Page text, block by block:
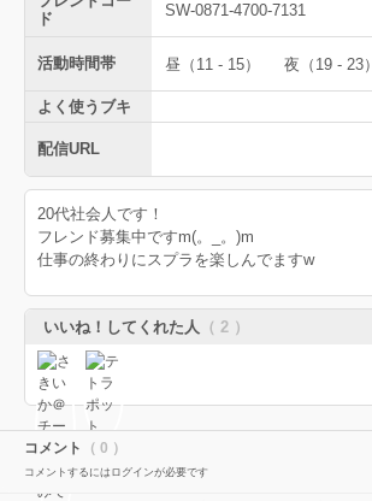
ド
SW-0871-4700-7131
活動時間帯 昼（11 - 15） 夜（19 - 23）
よく使うブキ
配信URL
20代社会人です！
フレンド募集中ですm(。_。)m
仕事の終わりにスプラを楽しんでますw
いいね！してくれた人 （ 2 ）
コメント （ 0 ）
コメントするにはログインが必要です